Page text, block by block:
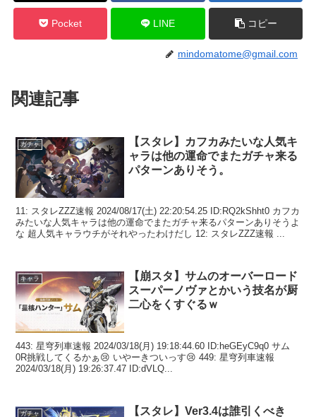
Pocket LINE コピー
mindomatome@gmail.com
関連記事
ガチャ
【スタレ】カフカみたいな人気キ
ャラは他の運命でまたガチャ来る
パターンありそう。
11: スタレZZZ速報 2024/08/17(土) 22:20:54.25 ID:RQ2kShht0 カフカ
みたいな人気キャラは他の運命でまたガチャ来るパターンありそうよ
な 超人気キャラウチがそれやったわけだし 12: スタレZZZ速報 ...
キャラ
【崩スタ】サムのオーバーロード
スーパーノヴァとかいう技名が厨
二心をくすぐるｗ
443: 星穹列車速報 2024/03/18(月) 19:18:44.60 ID:heGEyC9q0 サム
0R挑戦してくるかぁ😢 いやーきついっす😢 449: 星穹列車速報
2024/03/18(月) 19:26:37.47 ID:dVLQ...
ガチャ
【スタレ】Ver3.4は誰引くべき